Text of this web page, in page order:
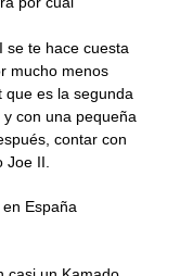
Kamado
se te hace cuesta
mucho menos
que es la segunda
con una pequeña
contar con
Joe II.
España